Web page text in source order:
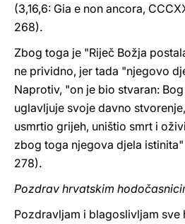
(3,16,6: Gia e non ancora,
268).
Zbog toga je "Riječ Božja
ne prividno, jer tada "njegovo
Naprotiv, "on je bio stvaran:
uglavljuje svoje davno
usmrtio grijeh, uništio smrt i
zbog toga njegova djela istinita"
278).
Pozdrav hrvatskim
Pozdravljam i blagoslivljam sve